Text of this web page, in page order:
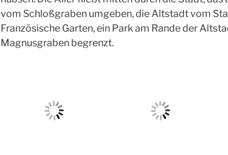
vom Schloßgraben umgeben, die Altstadt vom
Französische Garten, ein Park am Rande der
Magnusgraben begrenzt.